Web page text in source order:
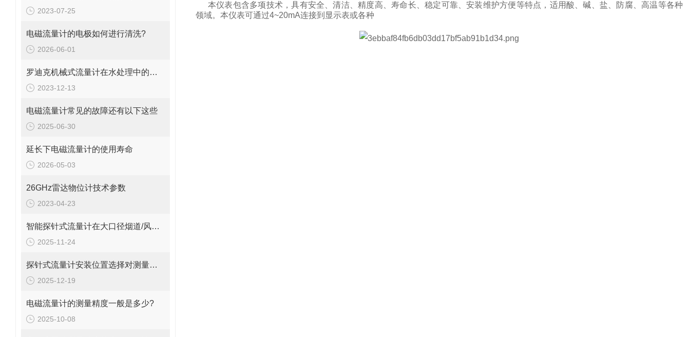
2023-07-25
电磁流量计的电极如何进行清洗?
2026-06-01
罗迪克机械式流量计在水处理中的应用
2023-12-13
电磁流量计常见的故障还有以下这些
2025-06-30
延长下电磁流量计的使用寿命
2026-05-03
26GHz雷达物位计技术参数
2023-04-23
智能探针式流量计在大口径烟道/风管气体流量监测中的应用
2025-11-24
探针式流量计安装位置选择对测量精度的影响探讨
2025-12-19
电磁流量计的测量精度一般是多少?
2025-10-08
本仪表包含多项技术，具有安全、清洁、精度高、寿命长、稳定可靠、安装维护方便等特点， 适用酸、碱、盐、防腐、高温等各种
领域。 本仪表可通过4~20mA连接到显示表或各种